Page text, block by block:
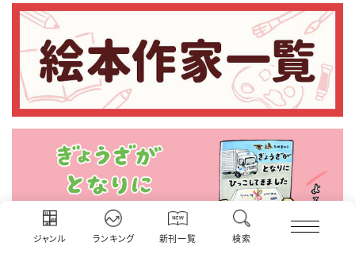
ジャンル ランキング 新刊一覧 検索